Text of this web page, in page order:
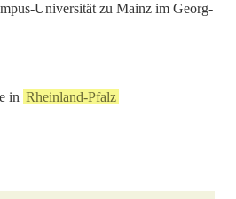
Universität zu Mainz im Georg-
in Rheinland-Pfalz